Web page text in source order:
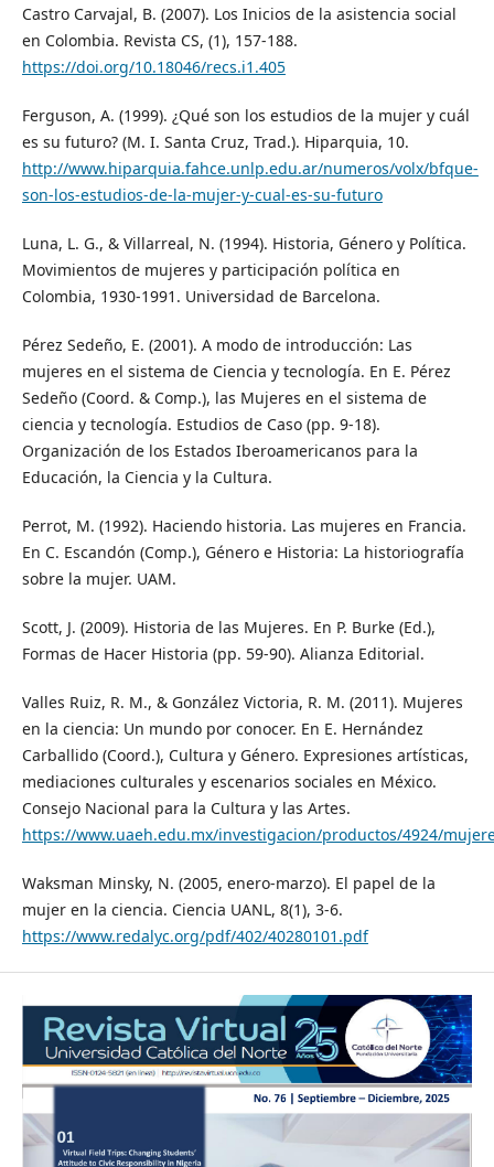
Castro Carvajal, B. (2007). Los Inicios de la asistencia social
en Colombia. Revista CS, (1), 157-188.
https://doi.org/10.18046/recs.i1.405
Ferguson, A. (1999). ¿Qué son los estudios de la mujer y cuál
es su futuro? (M. I. Santa Cruz, Trad.). Hiparquia, 10.
http://www.hiparquia.fahce.unlp.edu.ar/numeros/volx/bfque-
son-los-estudios-de-la-mujer-y-cual-es-su-futuro
Luna, L. G., & Villarreal, N. (1994). Historia, Género y Política.
Movimientos de mujeres y participación política en
Colombia, 1930-1991. Universidad de Barcelona.
Pérez Sedeño, E. (2001). A modo de introducción: Las
mujeres en el sistema de Ciencia y tecnología. En E. Pérez
Sedeño (Coord. & Comp.), las Mujeres en el sistema de
ciencia y tecnología. Estudios de Caso (pp. 9-18).
Organización de los Estados Iberoamericanos para la
Educación, la Ciencia y la Cultura.
Perrot, M. (1992). Haciendo historia. Las mujeres en Francia.
En C. Escandón (Comp.), Género e Historia: La historiografía
sobre la mujer. UAM.
Scott, J. (2009). Historia de las Mujeres. En P. Burke (Ed.),
Formas de Hacer Historia (pp. 59-90). Alianza Editorial.
Valles Ruiz, R. M., & González Victoria, R. M. (2011). Mujeres
en la ciencia: Un mundo por conocer. En E. Hernández
Carballido (Coord.), Cultura y Género. Expresiones artísticas,
mediaciones culturales y escenarios sociales en México.
Consejo Nacional para la Cultura y las Artes.
https://www.uaeh.edu.mx/investigacion/productos/4924/
Waksman Minsky, N. (2005, enero-marzo). El papel de la
mujer en la ciencia. Ciencia UANL, 8(1), 3-6.
https://www.redalyc.org/pdf/402/40280101.pdf